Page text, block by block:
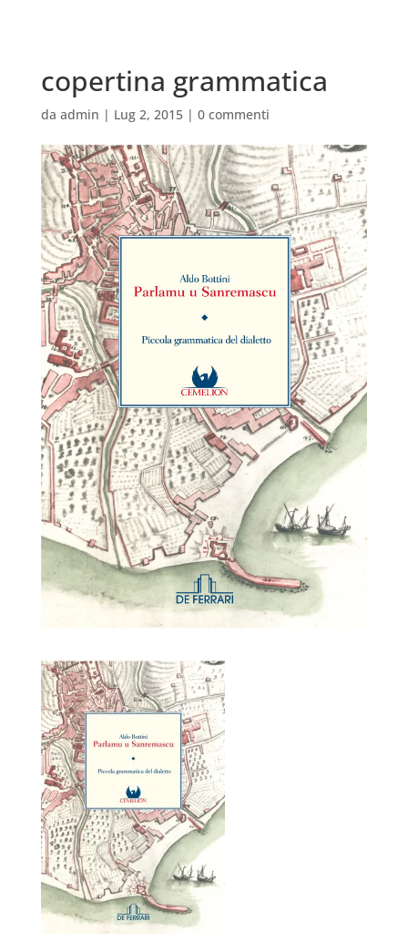
copertina grammatica
da admin | Lug 2, 2015| 0 commenti